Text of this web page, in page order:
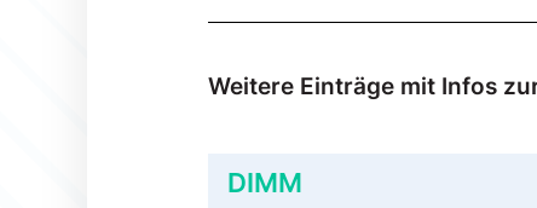
Weitere Einträge mit Infos
DIMM